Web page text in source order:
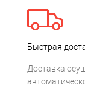
Быстрая
Доставка